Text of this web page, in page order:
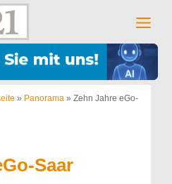
» Panorama » Zehn Jahre eGo-
Saar